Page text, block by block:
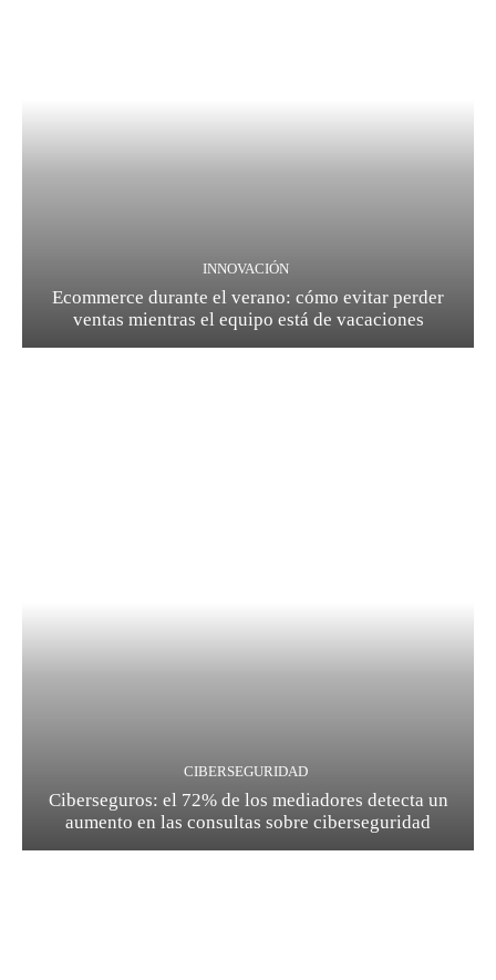
INNOVACIÓN
Ecommerce durante el verano: cómo evitar perder
ventas mientras el equipo está de vacaciones
CIBERSEGURIDAD
Ciberseguros: el 72% de los mediadores detecta un
aumento en las consultas sobre ciberseguridad